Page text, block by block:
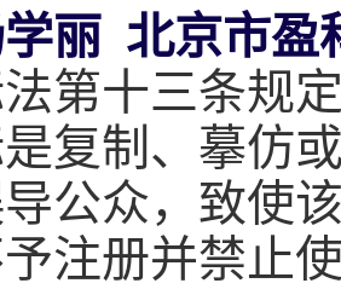
丽 北京市盈
第十三条规
复制、摹仿
公众，致使
注册并禁止